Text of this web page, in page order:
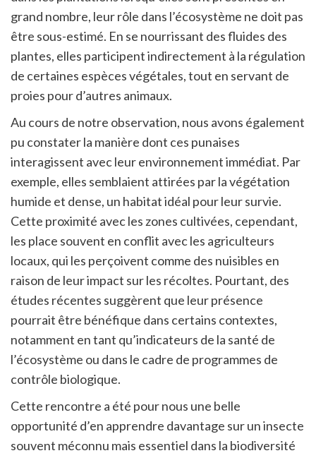
grand nombre, leur rôle dans l’écosystème ne doit pas
être sous-estimé. En se nourrissant des fluides des
plantes, elles participent indirectement à la régulation
de certaines espèces végétales, tout en servant de
proies pour d’autres animaux.
Au cours de notre observation, nous avons également
pu constater la manière dont ces punaises
interagissent avec leur environnement immédiat. Par
exemple, elles semblaient attirées par la végétation
humide et dense, un habitat idéal pour leur survie.
Cette proximité avec les zones cultivées, cependant,
les place souvent en conflit avec les agriculteurs
locaux, qui les perçoivent comme des nuisibles en
raison de leur impact sur les récoltes. Pourtant, des
études récentes suggèrent que leur présence
pourrait être bénéfique dans certains contextes,
notamment en tant qu’indicateurs de la santé de
l’écosystème ou dans le cadre de programmes de
contrôle biologique.
Cette rencontre a été pour nous une belle
opportunité d’en apprendre davantage sur un insecte
souvent méconnu mais essentiel dans la biodiversité